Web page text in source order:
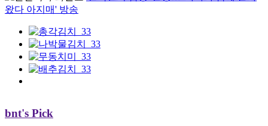
왔다 아지매' 방송
bnt's Pick